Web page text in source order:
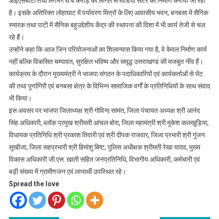
है। इसके अतिरिक्त लोहाघाट में पर्यावरण मित्रों के लिए आवासीय भवन, बनबसा में सैनिक
स्मारक तथा पाटी में सैनिक बहुउद्देशीय केंद्र की स्थापना की दिशा में भी कार्य तेजी से चल
रहे हैं।
उन्होंने कहा कि आज जिन परियोजनाओं का शिलान्यास किया गया है, वे केवल निर्माण कार्य
नहीं बल्कि विकसित चम्पावत, सुरक्षित भविष्य और समृद्ध उत्तराखण्ड की मजबूत नींव हैं।
कार्यक्रम के दौरान मुख्यमंत्री ने भाजपा संगठन के पदाधिकारियों एवं कार्यकर्ताओं से भेंट
की तथा पूर्णागिरी एवं बनबसा क्षेत्र के विभिन्न सामाजिक वर्गों के प्रतिनिधियों के साथ संवाद
भी किया।
इस अवसर पर भाजपा जिलाध्यक्ष श्री गोविन्द सामंत, जिला पंचायत अध्यक्ष श्री आनंद
सिंह अधिकारी, ब्लॉक प्रमुख श्रीमती आंचल बोरा, जिला महामंत्री श्री मुकेश कलखुड़िया,
विधायक प्रतिनिधि श्री प्रकाश तिवारी एवं श्री दीपक राजवार, जिला प्रभारी श्री गुंजन
सुखीजा, जिला सहप्रभारी श्री हिमांशु बिष्ट, पुलिस अधीक्षक श्रीमती रेखा यादव, मुख्य
विकास अधिकारी जी.एस. खाती सहित जनप्रतिनिधि, विभागीय अधिकारी, कर्मचारी एवं
बड़ी संख्या में ग्रामीणजन एवं लाभार्थी उपस्थित रहे।
Spread the love